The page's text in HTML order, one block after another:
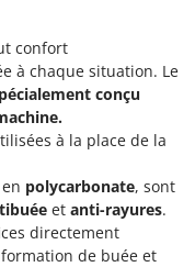
confort
à chaque situation. Le
conçu
à la place de la
polycarbonate, sont
et anti-rayures.
directement
de buée et